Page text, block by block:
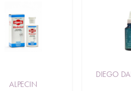
ALPECIN
DIEGO